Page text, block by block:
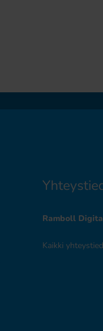
Ramboll
Kaikki